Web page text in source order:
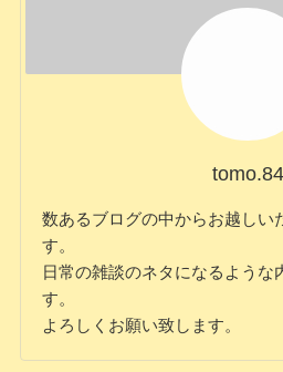
tomo.84
数あるブログの中からお越しい
す。
日常の雑談のネタになるような
す。
よろしくお願い致します。